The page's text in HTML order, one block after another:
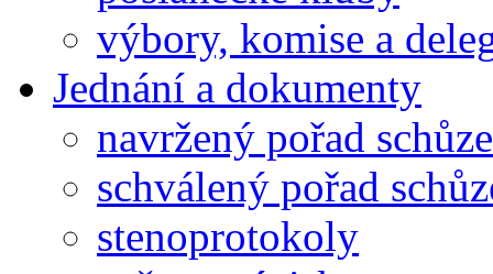
výbory, komise a
Jednání a dokumenty
navržený pořad schůze
schválený pořad
stenoprotokoly